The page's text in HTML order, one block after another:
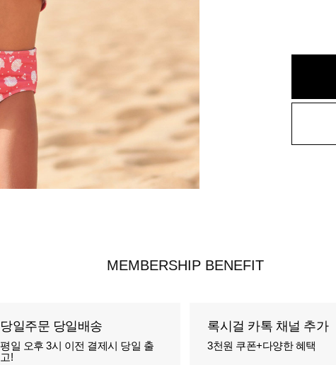
MEMBERSHIP BENEFIT
당일주문 당일배송
평일 오후 3시 이전 결제시 당일 출
고!
록시걸 카톡 채널 추가
3천원 쿠폰+다양한 혜택